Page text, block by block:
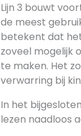
Lijn 3 bouwt
de meest
betekent dat
zoveel mogelijk
te maken. Het
verwarring bij
In het
lezen naadloos